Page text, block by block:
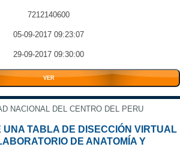
7212140600
05-09-2017 09:23:07
29-09-2017 09:30:00
VER
NACIONAL DEL CENTRO DEL PERU
UNA TABLA DE DISECCIÓN VIRTUAL
DE ANATOMÍA Y